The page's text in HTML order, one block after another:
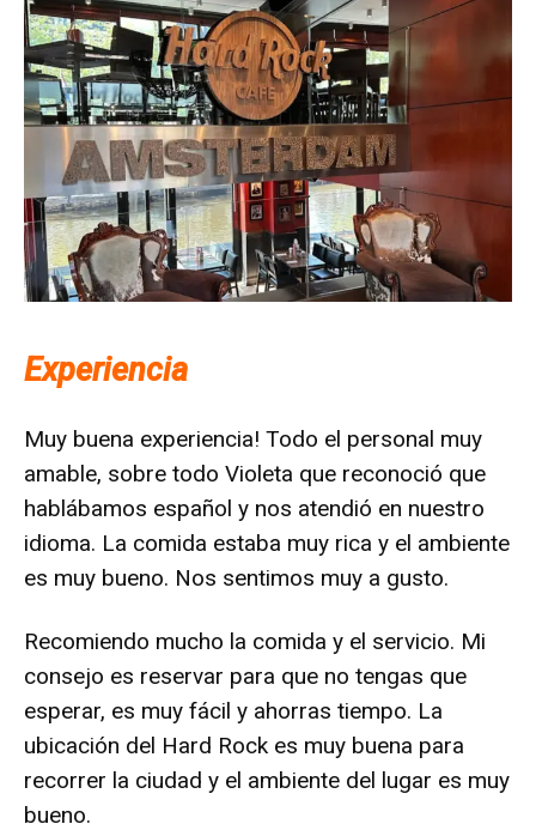
Experiencia
Muy buena experiencia! Todo el personal muy
amable, sobre todo Violeta que reconoció que
hablábamos español y nos atendió en nuestro
idioma. La comida estaba muy rica y el ambiente
es muy bueno. Nos sentimos muy a gusto.
Recomiendo mucho la comida y el servicio. Mi
consejo es reservar para que no tengas que
esperar, es muy fácil y ahorras tiempo. La
ubicación del Hard Rock es muy buena para
recorrer la ciudad y el ambiente del lugar es muy
bueno.